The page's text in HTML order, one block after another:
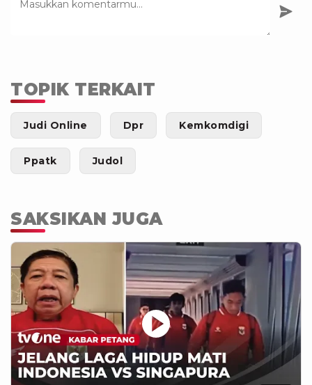
TOPIK TERKAIT
Judi Online Dpr Kemkomdigi
Ppatk Judol
SAKSIKAN JUGA